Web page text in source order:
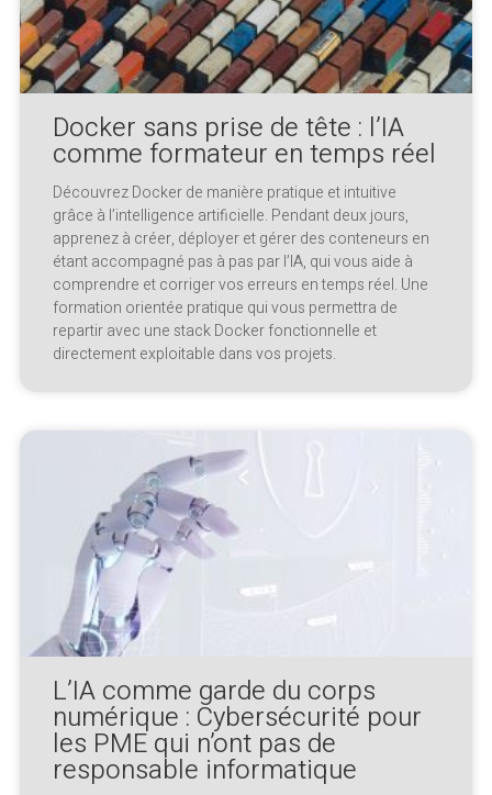
Docker sans prise de tête : l’IA
comme formateur en temps réel
Découvrez Docker de manière pratique et intuitive
grâce à l’intelligence artificielle. Pendant deux jours,
apprenez à créer, déployer et gérer des conteneurs en
étant accompagné pas à pas par l’IA, qui vous aide à
comprendre et corriger vos erreurs en temps réel. Une
formation orientée pratique qui vous permettra de
repartir avec une stack Docker fonctionnelle et
directement exploitable dans vos projets.
L’IA comme garde du corps
numérique : Cybersécurité pour
les PME qui n’ont pas de
responsable informatique